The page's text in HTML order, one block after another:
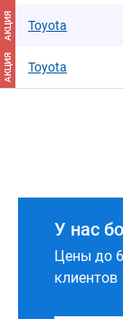
АКЦИЯ Toyota
АКЦИЯ Toyota
У нас
Цены до
клиентов